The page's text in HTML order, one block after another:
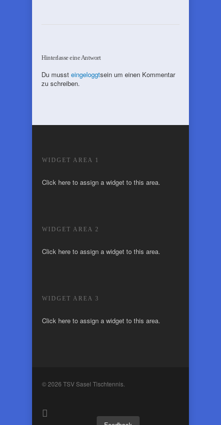
Hinterlasse eine Antwort
Du musst eingeloggtsein um einen Kommentar
zu schreiben.
WIDGET AREA 1
Click here to assign a widget to this area.
WIDGET AREA 2
Click here to assign a widget to this area.
WIDGET AREA 3
Click here to assign a widget to this area.
© 2026 TSV Sasel Tischtennis.